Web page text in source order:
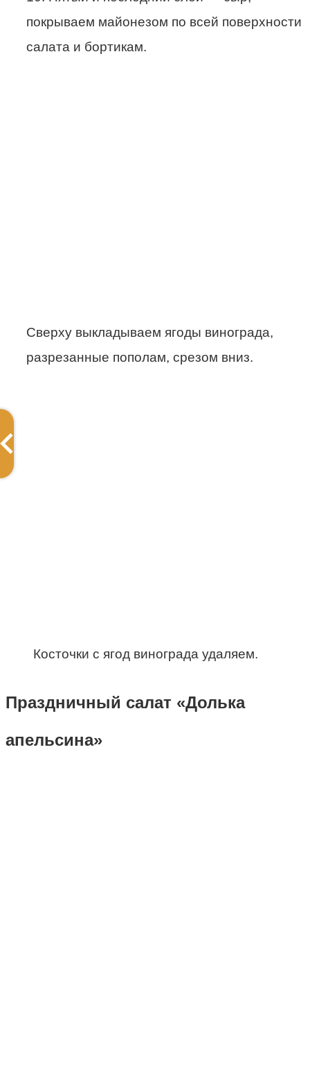
покрываем майонезом по всей поверхности
салата и бортикам.
Сверху выкладываем ягоды винограда,
разрезанные пополам, срезом вниз.
Косточки с ягод винограда удаляем.
Праздничный салат «Долька
апельсина»